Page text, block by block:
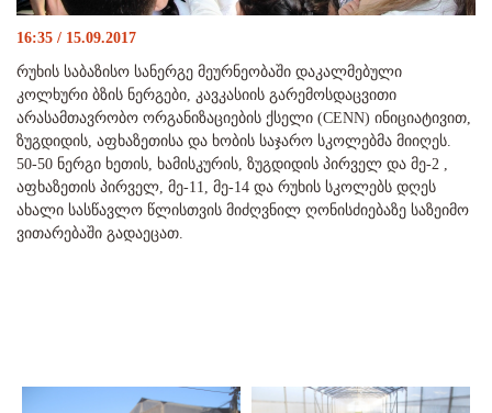
16:35 / 15.09.2017
რუხის საბაზისო სანერგე მეურნეობაში დაკალმებული
კოლხური ბზის ნერგები, კავკასიის გარემოსდაცვითი
არასამთავრობო ორგანიზაციების ქსელი (CENN) ინიციატივით,
ზუგდიდის, აფხაზეთისა და ხობის საჯარო სკოლებმა მიიღეს.
50-50 ნერგი ხეთის, ხამისკურის, ზუგდიდის პირველ და მე-2 ,
აფხაზეთის პირველ, მე-11, მე-14 და რუხის სკოლებს დღეს
ახალი სასწავლო წლისთვის მიძღვნილ ღონისძიებაზე საზეიმო
ვითარებაში გადაეცათ.